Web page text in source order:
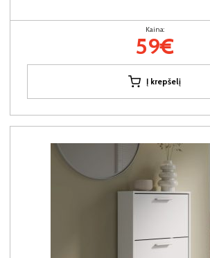
Kaina:
59€
Į krepšelį